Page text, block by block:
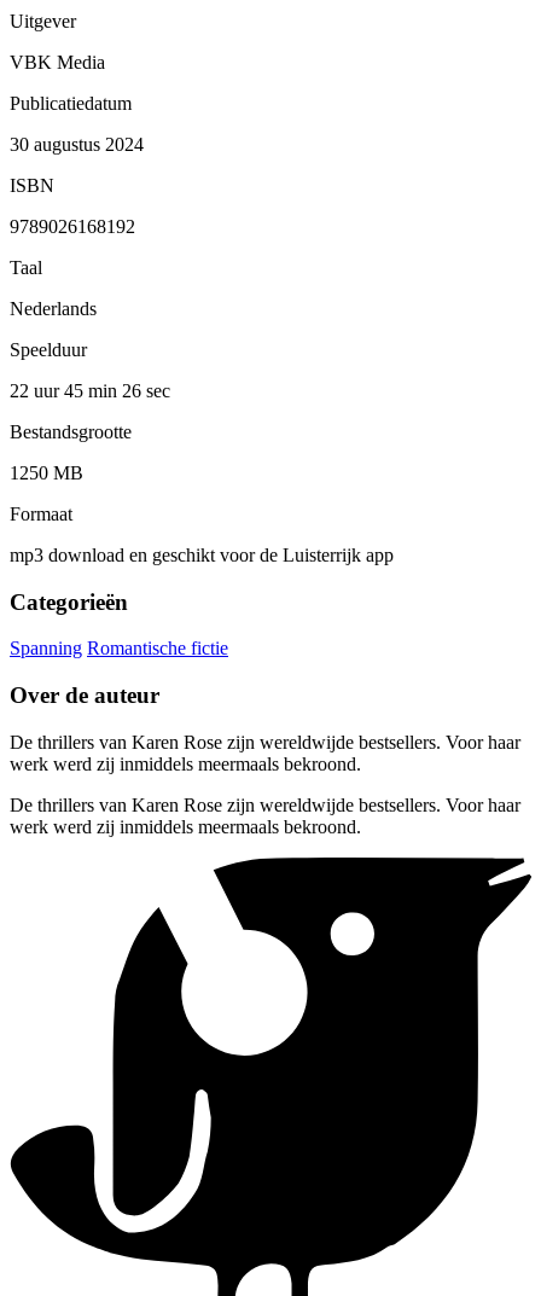
Uitgever
VBK Media
Publicatiedatum
30 augustus 2024
ISBN
9789026168192
Taal
Nederlands
Speelduur
22 uur 45 min 26 sec
Bestandsgrootte
1250 MB
Formaat
mp3 download en geschikt voor de Luisterrijk app
Categorieën
Spanning Romantische fictie
Over de auteur
De thrillers van Karen Rose zijn wereldwijde bestsellers. Voor haar
werk werd zij inmiddels meermaals bekroond.
De thrillers van Karen Rose zijn wereldwijde bestsellers. Voor haar
werk werd zij inmiddels meermaals bekroond.